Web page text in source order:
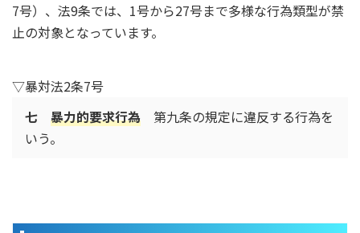
7号）、法9条では、1号から27号まで多様な行為類型が禁
止の対象となっています。
▽暴対法2条7号
七
暴力的要求行為 第九条の規定に違反する行為を
いう。